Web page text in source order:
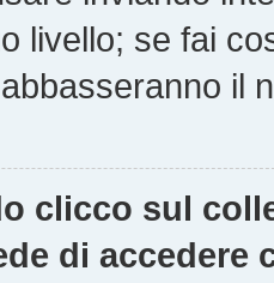
livello; se fai
il
clicco sul
di accedere